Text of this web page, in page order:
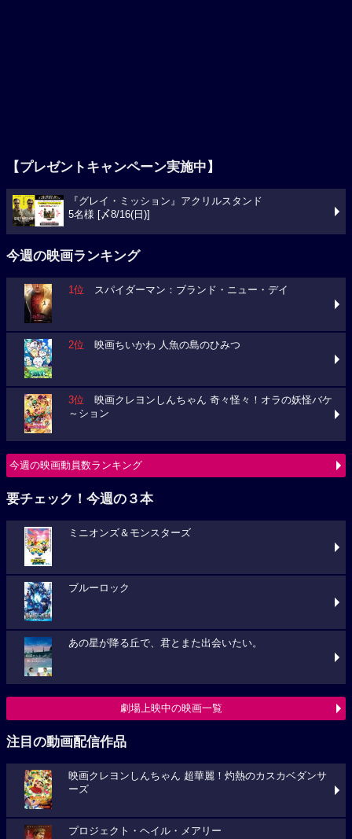
【プレゼントキャンペーン実施中】
『グレイ・ミッション』アクリルスタンド
5名様 [〆8/16(日)]
今週の映画ランキング
1位 スパイダーマン：ブランド・ニュー・デイ
2位 映画ちいかわ 人魚の島のひみつ
3位 映画クレヨンしんちゃん 奇々怪々！オラの妖怪バケ
～ション
今週の映画動員数ランキング
要チェック！今週の３本
ミニオンズ＆モンスターズ
ブルーロック
あの星が降る丘で、君とまた出会いたい。
劇場上映中の映画一覧
注目の動画配信作品
映画クレヨンしんちゃん 超華麗！灼熱のカスカベダンサ
ーズ
プロジェクト・ヘイル・メアリー